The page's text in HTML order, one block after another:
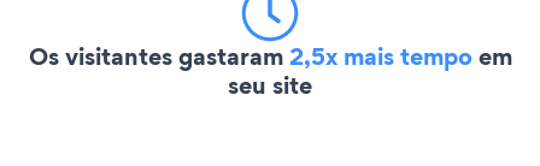
Os visitantes gastaram2,5x mais tempoem
seu site